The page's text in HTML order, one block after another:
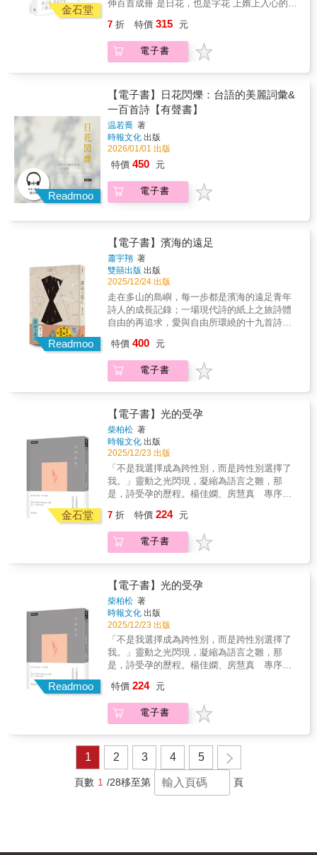
集，顛覆人們對台語只能流俗的既有想像。台
語的細緻與典雅、繽紛與生動，皆蘊藏在其豐
漸流失的寶藏。 散：〈相辭〉 與人相互道別。
要離開的可能只有單方，但台語慣用「相」
字，讓辭別成為雙方的事。 明知是咱上尾一逝
蔫去的情份流淚／佇歸途的暝車內／佇相辭的
月台頂 伴：〈年久月深〉 形容久而久之、年月
不斷積累而深化。 愛是傷輕的發音／有人見講
無聲／有人講甲薄去 上純的詞／是時間／是日
日夜夜／是年久月深 厝：〈帶念〉 形容帶著體
諒與憐惜的心意、做出顧及他人處境的折衷行
睭邊流過 輕輕仔講／彼个時代的查某人／攏是
用青春去晟一个家 甘：〈魚花〉 水裡魚群游
語將此波紋稱為「魚花」。 想欲和你做伙／看
春櫻共焦枝染做粉紅仔色 看秋日的楓葉／飄落
佇湖面透光的魚花 全書以「景」、「厝」、
「散」、「伴」、「憾」、「念」、「恩」、
「望」、「悟」、「澀」、「甘」分列11輯，
均附朗讀音檔，並以推薦用字、台羅拼音與華
語譯文三版並列；「讀台語」不再是困難而有
距離的事，每日一闕一讀、句句成詩。 願這本
書中的束束日花照進你繁複日常的縫隙裡，在
閃爍的文字中，伴你感受生活綻放的百味。
金石堂
伸百首成冊 是日花，也是字花 上媠上入心的詩
的你 *正規台文書寫（推薦字＋台羅）並附華文
釋義，適合親子及愛學台語的你 日花（ji̍t-
hue）， 指陽光穿過雲間或葉縫、於地面等處
喬作品。 起因於某天下午在公園散步時，看見
午後陽光穿過樹葉縫隙，一閃一閃的光影令她
屏息，後來終於知道，台語將如此美景稱為
「日花」，從此沉浸於1931年《台日大辭
典》、《教育部台語辭典》與各式日常語料
中，探尋鮮為人知的美麗台語詞彙，引以成
詩。一百首詩，是綺麗美景，也是人間七情的
溫柔暖語。 任何語言皆是有俗有雅，這本詩
集，顛覆人們對台語只能流俗的既有想像。台
富的用語及聲韻中，是這片土地無比珍貴卻逐
要離開的可能只有單方，但台語慣用「相」
字，讓辭別成為雙方的事。 明知是咱上尾一逝
旅行／猶原起行／行對若瓊花的幸福去 為咧欲
蔫去的情份流淚／佇歸途的暝車內／佇相辭的
月台頂 伴：〈年久月深〉 形容久而久之、年月
不斷積累而深化。 愛是傷輕的發音／有人見講
無聲／有人講甲薄去 上純的詞／是時間／是日
諒與憐惜的心意、做出顧及他人處境的折衷行
為。 時間無帶念人的遺憾／一冬一冬／對伊目
睭邊流過 輕輕仔講／彼个時代的查某人／攏是
語將此波紋稱為「魚花」。 想欲和你做伙／看
春櫻共焦枝染做粉紅仔色 看秋日的楓葉／飄落
佇湖面透光的魚花 全書以「景」、「厝」、
「散」、「伴」、「憾」、「念」、「恩」、
「望」、「悟」、「澀」、「甘」分列11輯，
均附朗讀音檔，並以推薦用字、台羅拼音與華
語譯文三版並列；「讀台語」不再是困難而有
距離的事，每日一闕一讀、句句成詩。 願這本
書中的束束日花照進你繁複日常的縫隙裡，在
7 折 特價 315 元
電子書
Readmoo
【電子書】日花閃爍：台語的美麗詞彙&
一百首詩【有聲書】
温若喬 著
時報文化 出版
2026/01/01 出版
特價 450 元
電子書
Readmoo
【電子書】濱海的遠足
蕭宇翔 著
雙囍出版 出版
2025/12/24 出版
走在多山的島嶼，每一步都是濱海的遠足青年
詩人的成長記錄；一場現代詩的紙上之旅詩體
自由的再追求，愛與自由所環繞的十九首詩信
之處湧動的海洋，這與島嶼的尺度無關，而是
必須懷抱著遼闊的胸襟。這是一場濱海的遠
足，所留下的足跡連結起人的情感和詩的實
如何燒錄黑暗》後，蕭宇翔再擴大、延續幾個
創作概念。一是持續錘鍊詩體的自由程度，並
不畏懼散文化的處理，讓語言更具彈性時也更
見開闊。二是嘗試長詩，像是音樂或是建築，
在基礎下延續發展，收到變奏的效果。三是強
調自平反瑣碎的日常當中，過濾語言，淨化語
言，挖掘真實。哪怕我不能寫詩給你，哪怕我
不能在此具名，常感覺在這個世界我們其實是
特務，或者臥底(雖然我們並不特別，僅僅擁有
相對天真，如蜉蝣掘閱或者熱烈的蜜蜂手捧甘
露來回——過去與將來，密謀與奉獻是我們唯
一的祕密唯一的野心，不懼深沉知畏世情，在
惘惘的人世內心，銅牆鐵壁──摘錄自〈濱海的
遠足〉
特價 400 元
電子書
金石堂
【電子書】光的受孕
柴柏松 著
時報文化 出版
2025/12/23 出版
「不是我選擇成為跨性別，而是跨性別選擇了
我。」靈動之光閃現，凝縮為語言之雛，那
是，詩受孕的歷程。楊佳嫻、房慧真 專序推
科』，是一種中性的標籤。」明亮的木材房，
再加上甜橙、萊姆、檸檬、葡萄柚、佛手
柑…，這是我擁抱妳時聞到的氣味，也是我打
適合在黑暗裡蘊育，一如光之胎兒，也需要在
黑暗中孕育。 ──房慧真（作家）此
時，同婚早已合法、同志也越來越能驕傲公開
自己的身分，多元性別的認同與現身已是十分
日常，然而在LGBTQ之中較為少數的「跨性
別」，卻是更不為許多異性戀甚至同性戀者所
熟悉並接受的。他／她們面臨著更多在日常生
活中的歧視和框架，且更艱辛的是在性別過渡
（性別轉換）的途中，不論是社教、醫療，甚
人知的痛苦。詩人柴柏松在第一本詩集裡就有
部分篇章寫到了自己身心不相符的成長經歷，
主要也是因為性少數所遭遇的各種辛苦。第二
本著作中，她更進一步將自己作為跨性別女性
的成長歷程和心情，繼續以詩描繪，書的最後
一輯則以散文篇章形式呈現，娓娓道來三年前
開始就醫和用藥的心路歷程等等。這一切從非
棄本名的她，自詡「相對於松科，柏科多一點
7 折 特價 224 元
電子書
Readmoo
【電子書】光的受孕
柴柏松 著
時報文化 出版
2025/12/23 出版
「不是我選擇成為跨性別，而是跨性別選擇了
我。」靈動之光閃現，凝縮為語言之雛，那
是，詩受孕的歷程。楊佳嫻、房慧真 專序推
科』，是一種中性的標籤。」明亮的木材房，
再加上甜橙、萊姆、檸檬、葡萄柚、佛手
柑…，這是我擁抱妳時聞到的氣味，也是我打
適合在黑暗裡蘊育，一如光之胎兒，也需要在
黑暗中孕育。 ──房慧真（作家）此
時，同婚早已合法、同志也越來越能驕傲公開
自己的身分，多元性別的認同與現身已是十分
特價 224 元
電子書
1 2 3 4 5
頁數 1 /28移至第 頁